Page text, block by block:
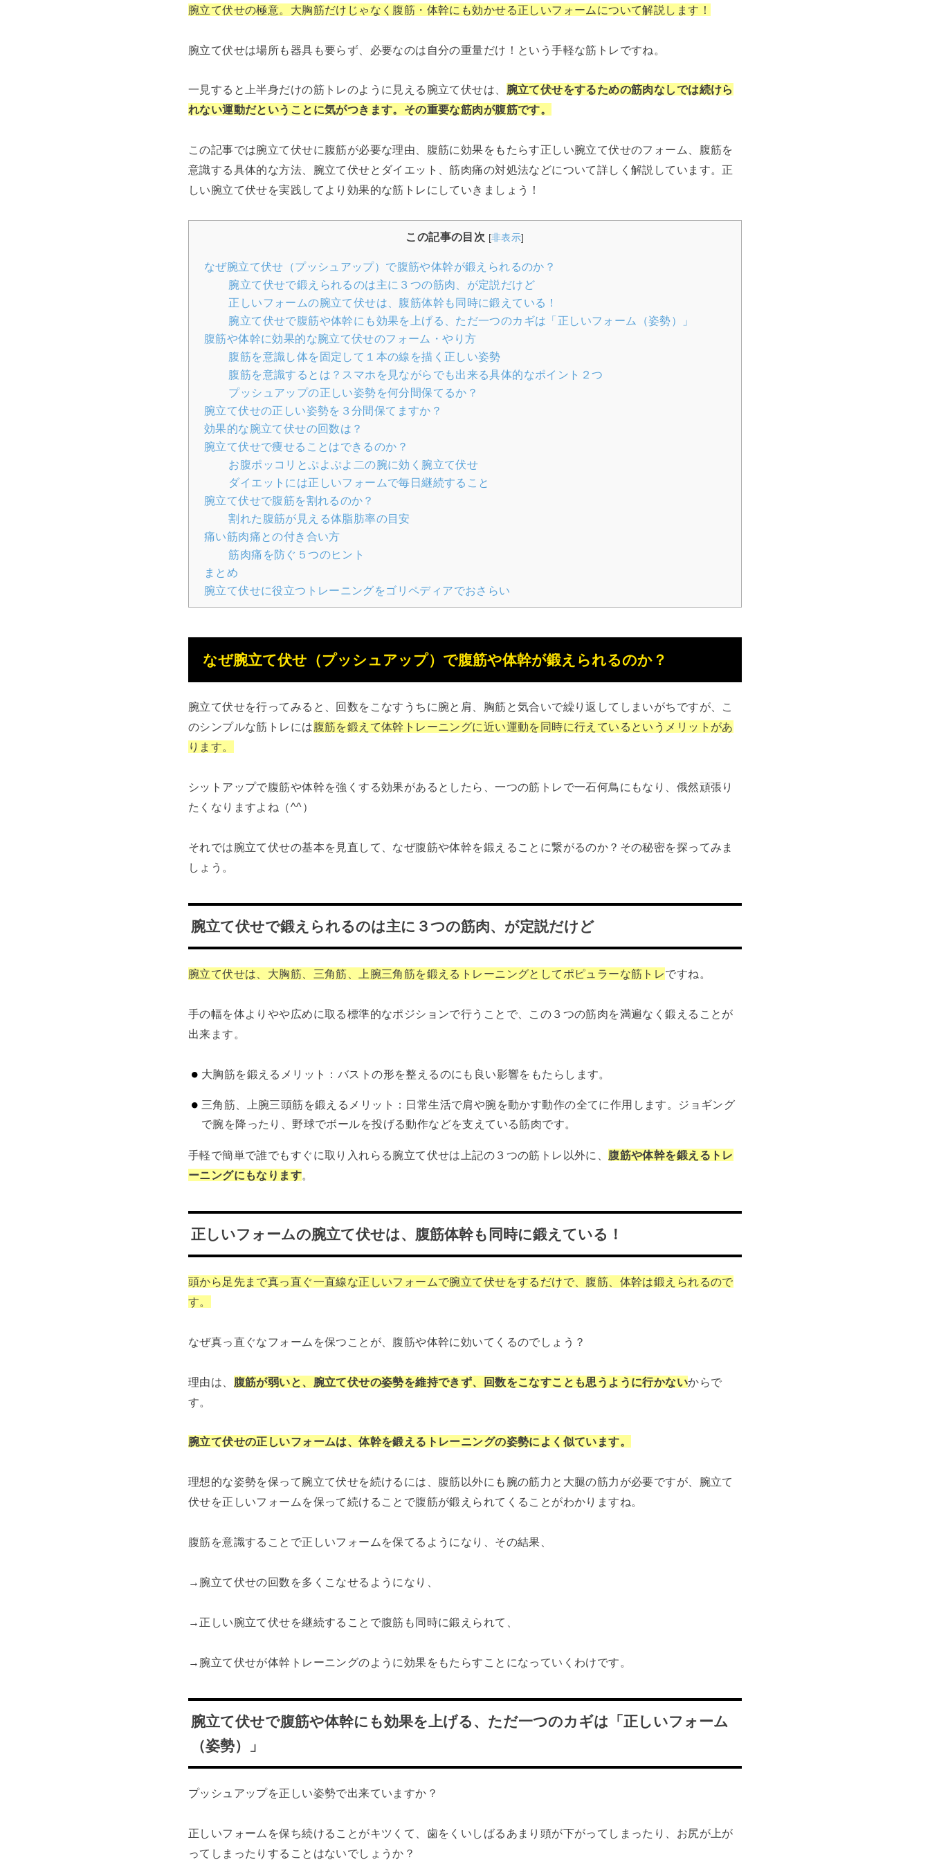
腕立て伏せの極意。大胸筋だけじゃなく腹筋・体幹にも効かせる正しいフォームについて解説します！
腕立て伏せは場所も器具も要らず、必要なのは自分の重量だけ！という手軽な筋トレですね。
一見すると上半身だけの筋トレのように見える腕立て伏せは、 腕立て伏せをするための筋肉なしでは続けら
れない運動だということに気がつきます。その重要な筋肉が腹筋です。
この記事では腕立て伏せに腹筋が必要な理由、腹筋に効果をもたらす正しい腕立て伏せのフォーム、腹筋を
意識する具体的な方法、腕立て伏せとダイエット、筋肉痛の対処法などについて詳しく解説しています。正
しい腕立て伏せを実践してより効果的な筋トレにしていきましょう！
この記事の目次 [非表示]
なぜ腕立て伏せ（プッシュアップ）で腹筋や体幹が鍛えられるのか？
腕立て伏せで鍛えられるのは主に３つの筋肉、が定説だけど
正しいフォームの腕立て伏せは、腹筋体幹も同時に鍛えている！
腕立て伏せで腹筋や体幹にも効果を上げる、ただ一つのカギは「正しいフォーム（姿勢）」
腹筋や体幹に効果的な腕立て伏せのフォーム・やり方
腹筋を意識し体を固定して１本の線を描く正しい姿勢
腹筋を意識するとは？スマホを見ながらでも出来る具体的なポイント２つ
プッシュアップの正しい姿勢を何分間保てるか？
腕立て伏せの正しい姿勢を３分間保てますか？
効果的な腕立て伏せの回数は？
腕立て伏せで痩せることはできるのか？
お腹ポッコリとぷよぷよ二の腕に効く腕立て伏せ
ダイエットには正しいフォームで毎日継続すること
腕立て伏せで腹筋を割れるのか？
割れた腹筋が見える体脂肪率の目安
痛い筋肉痛との付き合い方
筋肉痛を防ぐ５つのヒント
まとめ
腕立て伏せに役立つトレーニングをゴリペディアでおさらい
なぜ腕立て伏せ（プッシュアップ）で腹筋や体幹が鍛えられるのか？
腕立て伏せを行ってみると、回数をこなすうちに腕と肩、胸筋と気合いで繰り返してしまいがちですが、こ
のシンプルな筋トレには腹筋を鍛えて体幹トレーニングに近い運動を同時に行えているというメリットがあ
ります。
シットアップで腹筋や体幹を強くする効果があるとしたら、一つの筋トレで一石何鳥にもなり、俄然頑張り
たくなりますよね（^^）
それでは腕立て伏せの基本を見直して、なぜ腹筋や体幹を鍛えることに繋がるのか？その秘密を探ってみま
しょう。
腕立て伏せで鍛えられるのは主に３つの筋肉、が定説だけど
腕立て伏せは、大胸筋、三角筋、上腕三角筋を鍛えるトレーニングとしてポピュラーな筋トレですね。
手の幅を体よりやや広めに取る標準的なポジションで行うことで、この３つの筋肉を満遍なく鍛えることが
出来ます。
大胸筋を鍛えるメリット：バストの形を整えるのにも良い影響をもたらします。
三角筋、上腕三頭筋を鍛えるメリット：日常生活で肩や腕を動かす動作の全てに作用します。ジョギング
で腕を降ったり、野球でボールを投げる動作などを支えている筋肉です。
手軽で簡単で誰でもすぐに取り入れらる腕立て伏せは上記の３つの筋トレ以外に、 腹筋や体幹を鍛えるトレ
ーニングにもなります
正しいフォームの腕立て伏せは、腹筋体幹も同時に鍛えている！
頭から足先まで真っ直ぐ一直線な正しいフォームで腕立て伏せをするだけで、腹筋、体幹は鍛えられるので
す。
なぜ真っ直ぐなフォームを保つことが、腹筋や体幹に効いてくるのでしょう？
理由は、 腹筋が弱いと、腕立て伏せの姿勢を維持できず、回数をこなすことも思うように行かないからで
す。
腕立て伏せの正しいフォームは、体幹を鍛えるトレーニングの姿勢によく似ています。
理想的な姿勢を保って腕立て伏せを続けるには、腹筋以外にも腕の筋力と大腿の筋力が必要ですが、腕立て
伏せを正しいフォームを保って続けることで腹筋が鍛えられてくることがわかりますね。
腹筋を意識することで正しいフォームを保てるようになり、その結果、
→腕立て伏せの回数を多くこなせるようになり、
→正しい腕立て伏せを継続することで腹筋も同時に鍛えられて、
→腕立て伏せが体幹トレーニングのように効果をもたらすことになっていくわけです。
腕立て伏せで腹筋や体幹にも効果を上げる、ただ一つのカギは「正しいフォーム
（姿勢）」
プッシュアップを正しい姿勢で出来ていますか？
正しいフォームを保ち続けることがキツくて、歯をくいしばるあまり頭が下がってしまったり、お尻が上が
ってしまったりすることはないでしょうか？